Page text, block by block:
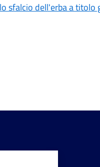
sfalcio dell'erba a titolo